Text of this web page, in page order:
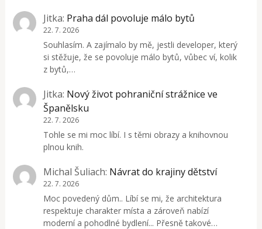
Jitka: Praha dál povoluje málo bytů
22. 7. 2026
Souhlasím. A zajímalo by mě, jestli developer, který
si stěžuje, že se povoluje málo bytů, vůbec ví, kolik
z bytů,…
Jitka: Nový život pohraniční strážnice ve
Španělsku
22. 7. 2026
Tohle se mi moc líbí. I s těmi obrazy a knihovnou
plnou knih.
Michal Šuliach: Návrat do krajiny dětství
22. 7. 2026
Moc povedený dům.. Líbí se mi, že architektura
respektuje charakter místa a zároveň nabízí
moderní a pohodlné bydlení... Přesně takové…